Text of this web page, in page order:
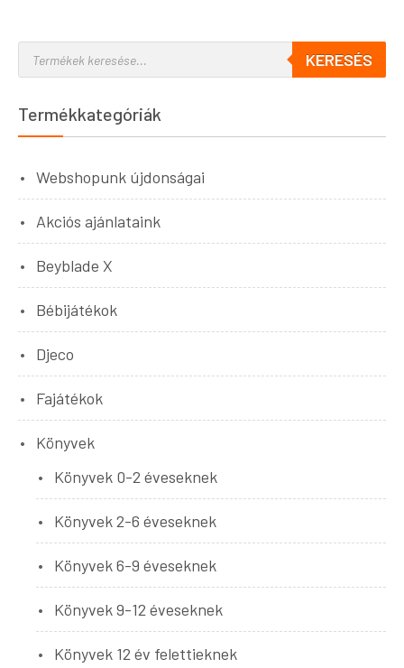
KERESÉS
Termékkategóriák
Webshopunk újdonságai
Akciós ajánlataink
Beyblade X
Bébijátékok
Djeco
Fajátékok
Könyvek
Könyvek 0-2 éveseknek
Könyvek 2-6 éveseknek
Könyvek 6-9 éveseknek
Könyvek 9-12 éveseknek
Könyvek 12 év felettieknek